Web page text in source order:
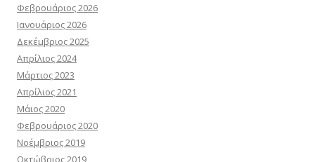
Φεβρουάριος 2026
Ιανουάριος 2026
Δεκέμβριος 2025
Απρίλιος 2024
Μάρτιος 2023
Απρίλιος 2021
Μάιος 2020
Φεβρουάριος 2020
Νοέμβριος 2019
Οκτώβριος 2019